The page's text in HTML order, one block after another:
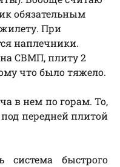
обязательным
При
наплечники.
СВМП, плиту 2
что было тяжело.
в нем по горам. То,
передней плитой
система быстрого